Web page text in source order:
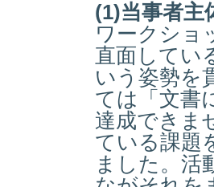
(1)当事者主
ワークショ
直面してい
いう姿勢を
ては「文書
達成できま
ている課題
ました。活